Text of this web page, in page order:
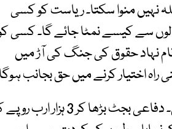
نہیں منوا سکتا۔ ریاست کو کسی
والوں سے کیسے نمٹا جائے گا۔ کسی
نہاد حقوق کی جنگ کی آڑ میں
راہ اختیار کرنے میں حق بجانب
اس بریفنگ میں دفاعی بجٹ پر بھی تفصیل سے بات ہوئی۔ دفاعی بجٹ بڑھا کر 3